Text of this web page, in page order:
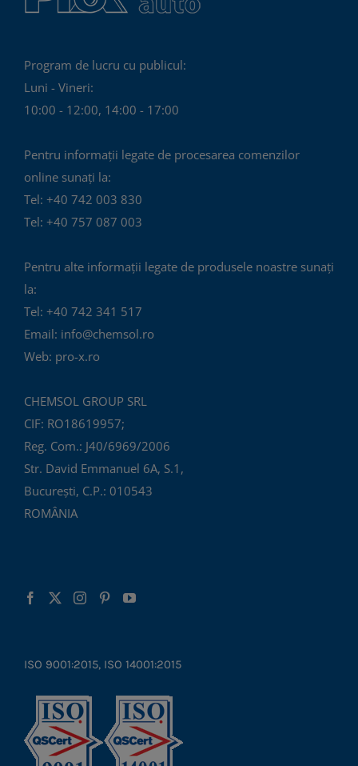
Program de lucru cu publicul:
Luni - Vineri:
10:00 - 12:00, 14:00 - 17:00
Pentru informații legate de procesarea comenzilor
online sunați la:
Tel: +40 742 003 830
Tel: +40 757 087 003
Pentru alte informații legate de produsele noastre sunați
la:
Tel: +40 742 341 517
Email: info@chemsol.ro
Web: pro-x.ro
CHEMSOL GROUP SRL
CIF: RO18619957;
Reg. Com.: J40/6969/2006
Str. David Emmanuel 6A, S.1,
București, C.P.: 010543
ROMÂNIA
ISO 9001:2015, ISO 14001:2015